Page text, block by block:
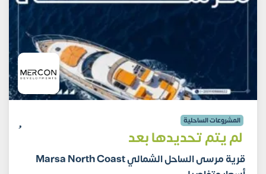
المشروعات الساحلية
لم يتم تحديدها بعد
قرية مرسى الساحل الشمالي Marsa North Coast